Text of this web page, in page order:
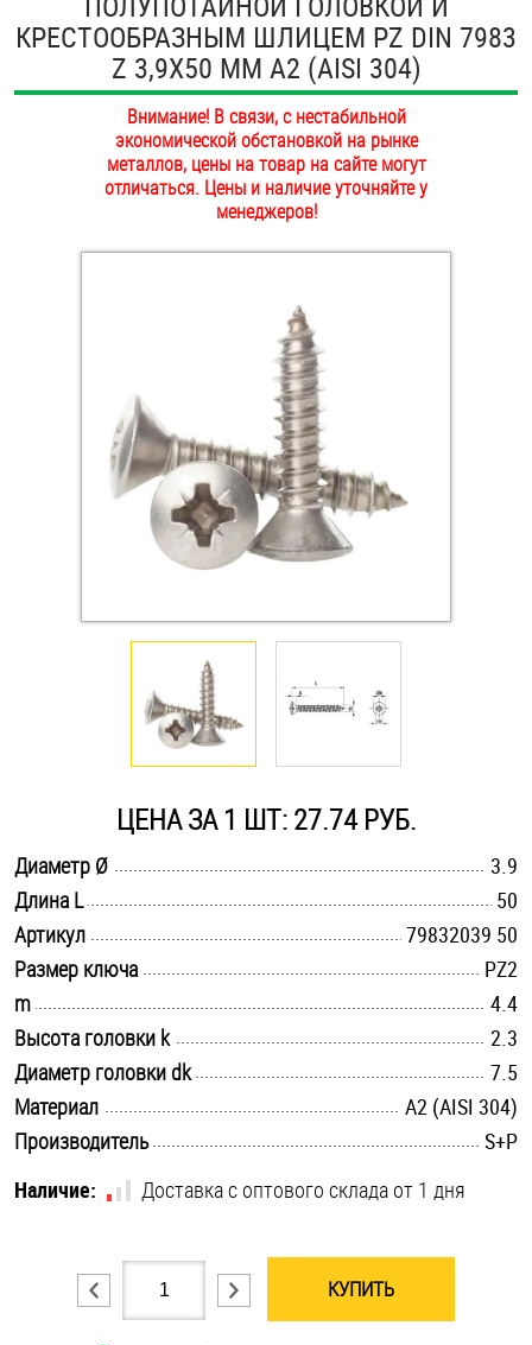
ОПЛАТА И ДОСТАВКА
НАШИ МАГАЗИНЫ
Втулки
Гайки
Дюбели
Дюймовый крепёж
Крюки, кольца с метрической резьбой
Крюки, кольца с шурупной резьбой
Саморезы и шурупы
Такелаж
Хомуты
Шайбы
Шпильки
Шплинты
Штифты и пальцы
КРЕСТООБРАЗНЫМ ШЛИЦЕМ PZ DIN 7983
Z 3,9Х50 ММ А2 (AISI 304)
Внимание! В связи, с нестабильной
экономической обстановкой на рынке
металлов, цены на товар на сайте могут
отличаться. Цены и наличие уточняйте у
менеджеров!
ЦЕНА ЗА 1 ШТ: 27.74 РУБ.
Диаметр Ø
3.9
Длина L
50
Артикул
79832039 50
Размер ключа
PZ2
m
4.4
Высота головки k
2.3
Диаметр головки dk
7.5
Материал
А2 (AISI 304)
Производитель
S+P
Наличие:
Доставка с оптового склада от 1 дня
КУПИТЬ